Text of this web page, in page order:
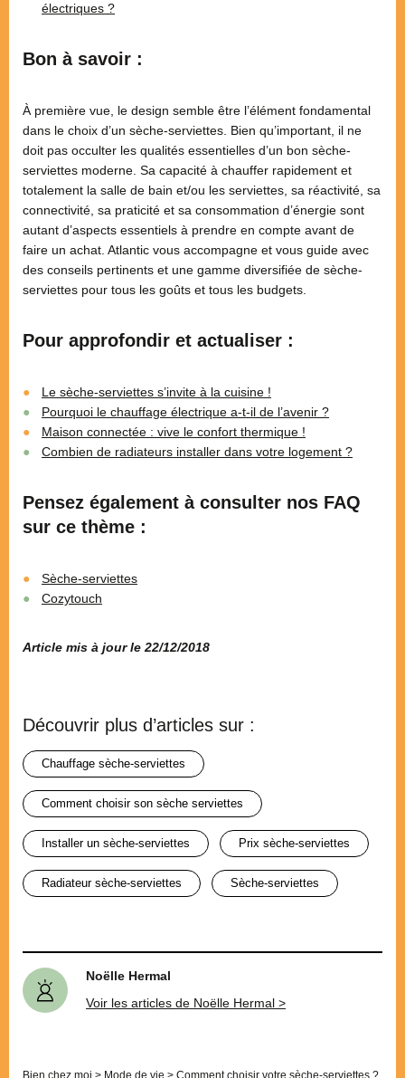
électriques ?
Bon à savoir :
À première vue, le design semble être l’élément fondamental
dans le choix d’un sèche-serviettes. Bien qu’important, il ne
doit pas occulter les qualités essentielles d’un bon sèche-
serviettes moderne. Sa capacité à chauffer rapidement et
totalement la salle de bain et/ou les serviettes, sa réactivité, sa
connectivité, sa praticité et sa consommation d’énergie sont
autant d’aspects essentiels à prendre en compte avant de
faire un achat. Atlantic vous accompagne et vous guide avec
des conseils pertinents et une gamme diversifiée de sèche-
serviettes pour tous les goûts et tous les budgets.
Pour approfondir et actualiser :
Le sèche-serviettes s’invite à la cuisine !
Pourquoi le chauffage électrique a-t-il de l’avenir ?
Maison connectée : vive le confort thermique !
Combien de radiateurs installer dans votre logement ?
Pensez également à consulter nos FAQ
sur ce thème :
Sèche-serviettes
Cozytouch
Article mis à jour le 22/12/2018
Découvrir plus d’articles sur :
chauffage sèche-serviettes
comment choisir son sèche serviettes
installer un sèche-serviettes prix sèche-serviettes
radiateur sèche-serviettes sèche-serviettes
Noëlle Hermal
Voir les articles de Noëlle Hermal >